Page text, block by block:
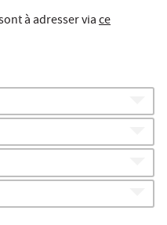
à adresser viace